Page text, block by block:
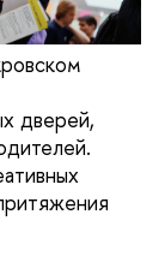
дверей,